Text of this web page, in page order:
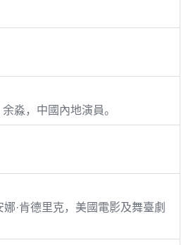
淼，中國內地演員。
·肯德里克，美國電影及舞臺劇